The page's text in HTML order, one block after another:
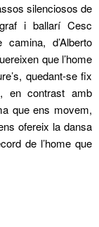
silenciosos de
i ballarí Cesc
d’Alberto
que l’home
quedant-se fix
en contrast amb
que ens movem,
ofereix la dansa
de l’home que